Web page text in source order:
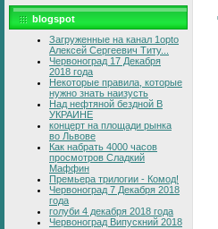
blogspot
Загруженные на канал 1opto
Алексей Сергеевич Титу...
Червоноград 17 Декабря
2018 года
Некоторые правила, которые
нужно знать наизусть
Над нефтяной бездной В
УКРАИНЕ
концерт на площади рынка
во Львове
Как набрать 4000 часов
просмотров Сладкий
Маффин
Премьера трилогии - Комод!
Червоноград 7 Декабря 2018
года
голуби 4 декабря 2018 года
Червоноград Випускний 2018